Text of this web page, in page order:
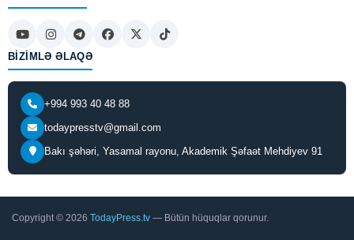
BIZIMLƏ ƏLAQƏ
+994 993 40 48 88
todaypresstv@gmail.com
Bakı şəhəri, Yasamal rayonu, Akademik Şəfaət Mehdiyev 91
Copyright © 2026 TodayPress.tv — Bütün hüquqlar qorunur.